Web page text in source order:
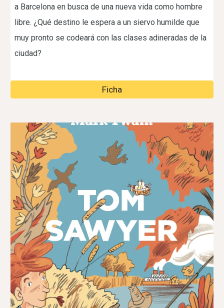
a Barcelona en busca de una nueva vida como hombre
libre. ¿Qué destino le espera a un siervo humilde que
muy pronto se codeará con las clases adineradas de la
ciudad?
Ficha